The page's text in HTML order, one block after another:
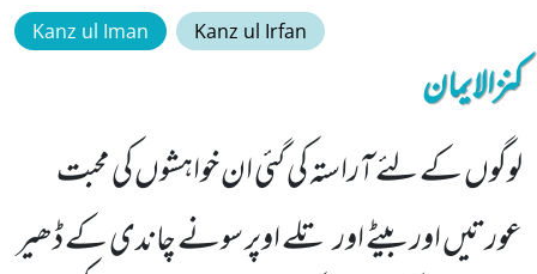
Kanz ul Iman Kanz ul Irfan
کنزالایمان
لوگوں کے لئے آراستہ کی گئی ان خواہشوں کی محبت
عورتیں اور بیٹے اور تلے اوپر سونے چاندی کے ڈھیر